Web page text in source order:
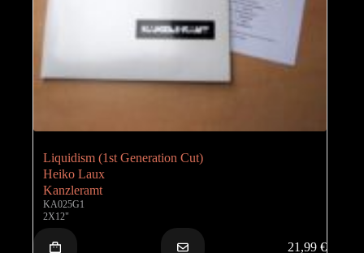
Liquidism (1st Generation Cut)
Heiko Laux
Kanzleramt
KA025G1
2X12"
21,99€